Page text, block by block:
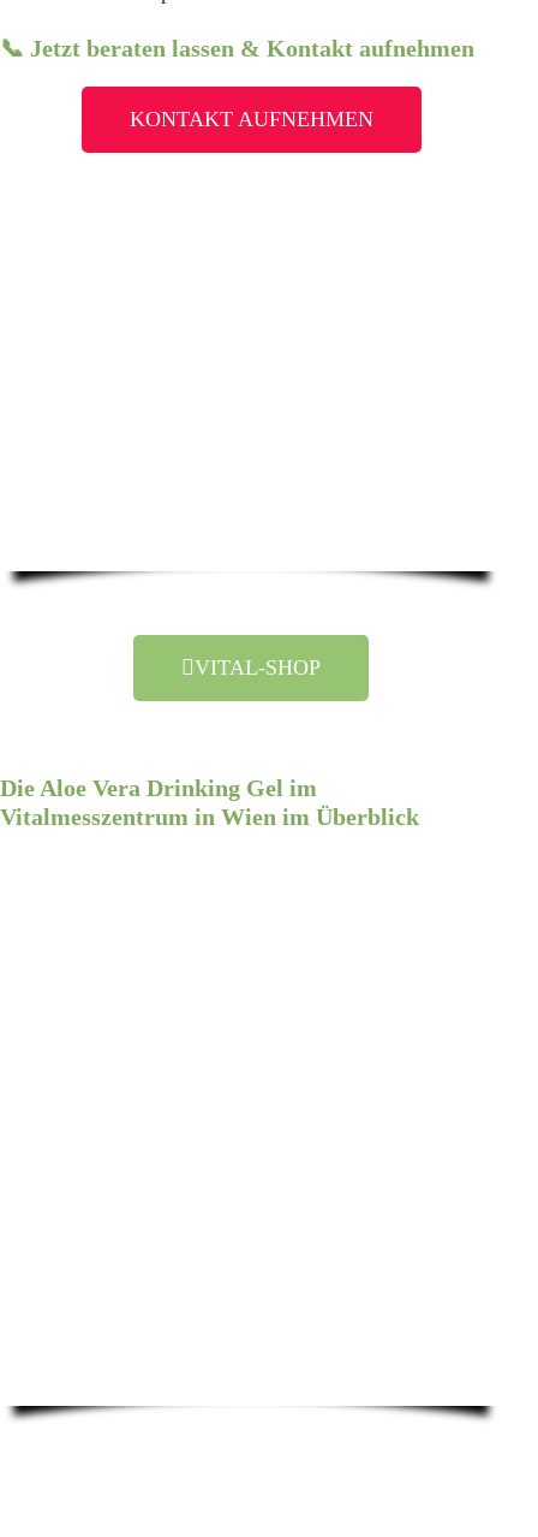
📞 Jetzt beraten lassen & Kontakt aufnehmen
KONTAKT AUFNEHMEN
VITAL-SHOP
Die Aloe Vera Drinking Gel im
Vitalmesszentrum in Wien im Überblick